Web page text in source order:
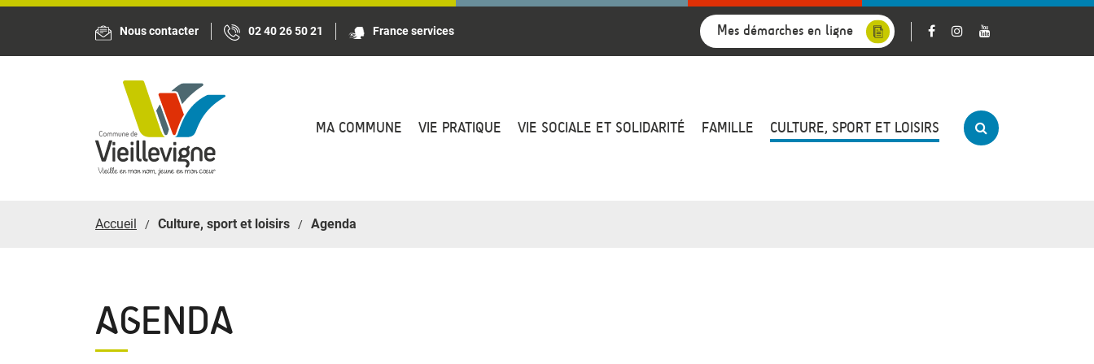
Nous contacter 02 40 26 50 21 France services Mes démarches en ligne
MA COMMUNE VIE PRATIQUE VIE SOCIALE ET SOLIDARITÉ FAMILLE CULTURE, SPORT ET LOISIRS
Accueil Culture, sport et loisirs Agenda
AGENDA
Panneau de gestion des cookies